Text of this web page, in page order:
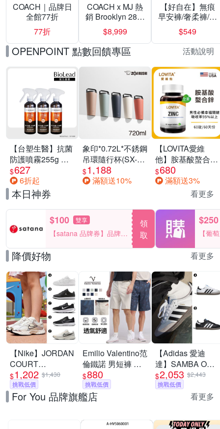
COACH｜品牌日
全館77折
77折
COACH x MJ 熱
銷 Brooklyn 28／
兩用／斜背包均
一價-多款可選
$8,999
【好自在】無痕
早安褲/奢柔褲/熊
抱安睡褲 超值組
任選一組 -生理
褲/衛生棉褲(無痕
褲18片、安睡褲
24片)
$549
OPENPOINT 點數回饋專區 活動說明
【台塑生醫】抗菌
防護噴霧255g 三
入組
$627
6折起
象印*0.72L*不銹鋼
吊環隨行杯(SX-
LA72H)
$1,188
滿額送10%
【LOVITA愛維
他】胺基酸螯合鋅
x2瓶30mg素食錠
(鋅錠)
$680
滿額送3%
本日神券 看更多
$100 雙享
【satana 品牌券】品牌週
一件折$100
領
取
$250
【葡
品滿
降價好物 看更多
【Nike】JORDAN
COURT
CONNECT LOW
休閒鞋 慢跑鞋 運
動鞋 男女/大童 A-
$1,202 $1,430
挑戰低價
Emilio Valentino范
倫鐵諾 男短褲 男
士 涼爽舒適 休閒
多口袋 彈性 工裝
褲 情人節 父親節
$880
挑戰低價
【Adidas 愛迪
達】SAMBA OG
休閒鞋 德訓鞋 運
動鞋 男女 A-
B75806 B-B75807
$2,053 $2,443
挑戰低價
For You 品牌旗艦店 看更多